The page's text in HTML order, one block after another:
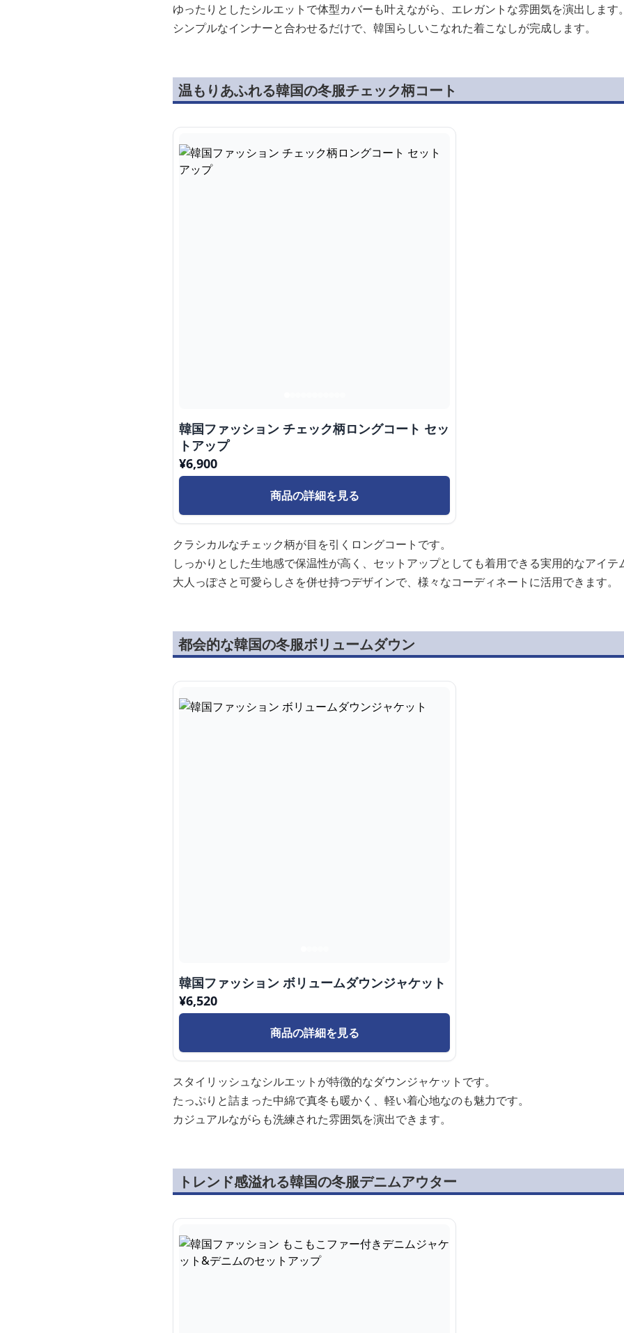
ゆったりとしたシルエットで体型カバーも叶えながら、エレガントな雰囲気を演出します
シンプルなインナーと合わせるだけで、韓国らしいこなれた着こなしが完成します。
温もりあふれる韓国の冬服チェック柄コート
韓国ファッション チェック柄ロングコート セッ
トアップ
¥6,900
商品の詳細を見る
クラシカルなチェック柄が目を引くロングコートです。
しっかりとした生地感で保温性が高く、セットアップとしても着用できる実用的なアイテ
大人っぽさと可愛らしさを併せ持つデザインで、様々なコーディネートに活用できます。
都会的な韓国の冬服ボリュームダウン
韓国ファッション ボリュームダウンジャケット
¥6,520
商品の詳細を見る
スタイリッシュなシルエットが特徴的なダウンジャケットです。
たっぷりと詰まった中綿で真冬も暖かく、軽い着心地なのも魅力です。
カジュアルながらも洗練された雰囲気を演出できます。
トレンド感溢れる韓国の冬服デニムアウター